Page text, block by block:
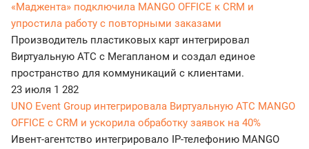
«Маджента» подключила MANGO OFFICE к CRM и
упростила работу с повторными заказами
Производитель пластиковых карт интегрировал
Виртуальную АТС с Мегапланом и создал единое
пространство для коммуникаций с клиентами.
23 июля 1 282
UNO Event Group интегрировала Виртуальную АТС MANGO
OFFICE с CRM и ускорила обработку заявок на 40%
Ивент-агентство интегрировало IP-телефонию MANGO